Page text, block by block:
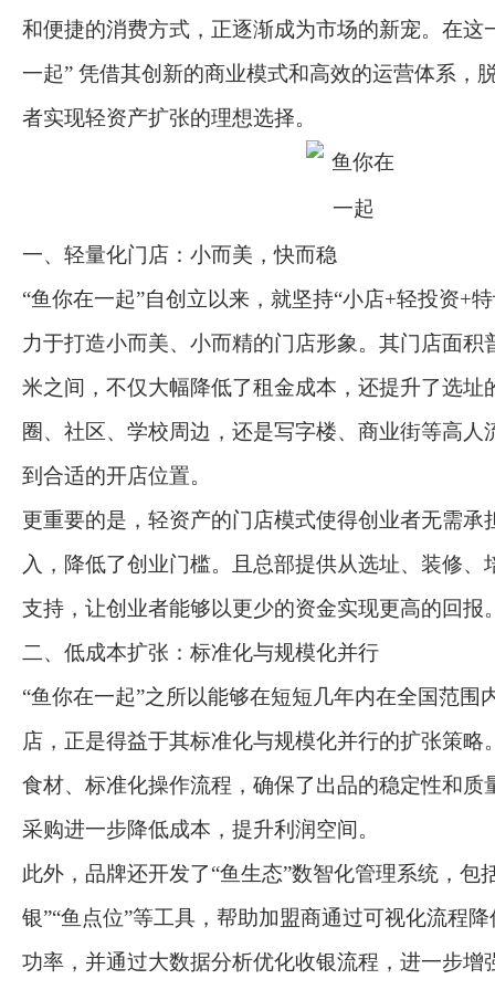
和便捷的消费方式，正逐渐成为市场的新宠。在这
一起” 凭借其创新的商业模式和高效的运营体系，
者实现轻资产扩张的理想选择。
一、轻量化门店：小而美，快而稳
“鱼你在一起”自创立以来，就坚持“小店+轻投资+
力于打造小而美、小而精的门店形象。其门店面积
米之间，不仅大幅降低了租金成本，还提升了选址
圈、社区、学校周边，还是写字楼、商业街等高人
到合适的开店位置。
更重要的是，轻资产的门店模式使得创业者无需承
入，降低了创业门槛。且总部提供从选址、装修、
支持，让创业者能够以更少的资金实现更高的回报
二、低成本扩张：标准化与规模化并行
“鱼你在一起”之所以能够在短短几年内在全国范围
店，正是得益于其标准化与规模化并行的扩张策略
食材、标准化操作流程，确保了出品的稳定性和质
采购进一步降低成本，提升利润空间。
此外，品牌还开发了“鱼生态”数智化管理系统，包
银”“鱼点位”等工具，帮助加盟商通过可视化流程
功率，并通过大数据分析优化收银流程，进一步增